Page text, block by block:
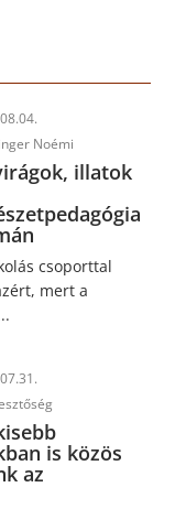
Noémi
illatok
csoporttal
mert a
is közös
az